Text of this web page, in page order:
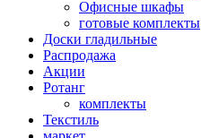
Офисные шкафы
готовые комплекты
Доски гладильные
Распродажа
Акции
Ротанг
комплекты
Текстиль